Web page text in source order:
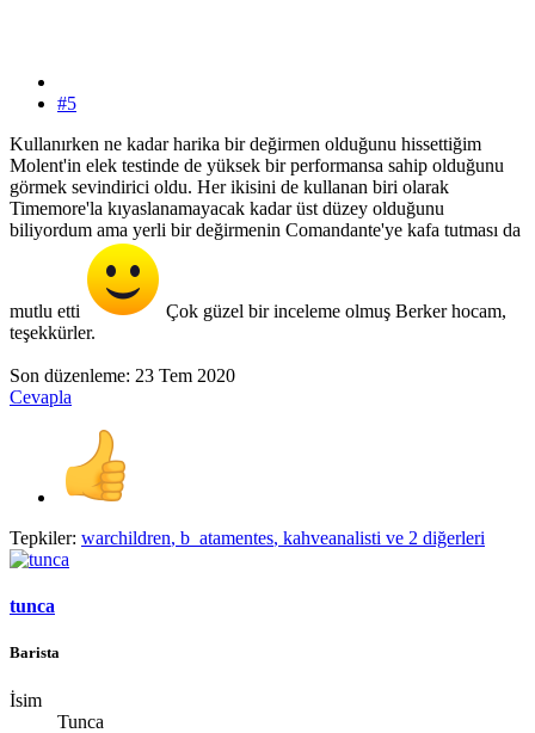
#5
Kullanırken ne kadar harika bir değirmen olduğunu hissettiğim
Molent'in elek testinde de yüksek bir performansa sahip olduğunu
görmek sevindirici oldu. Her ikisini de kullanan biri olarak
Timemore'la kıyaslanamayacak kadar üst düzey olduğunu
biliyordum ama yerli bir değirmenin Comandante'ye kafa tutması da
mutlu etti
Çok güzel bir inceleme olmuş Berker hocam,
teşekkürler.
Son düzenleme: 23 Tem 2020
Cevapla
Tepkiler: warchildren, b_atamentes, kahveanalisti ve 2 diğerleri
tunca
Barista
İsim
Tunca